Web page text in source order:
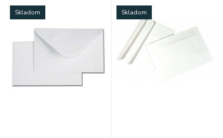
Skladom Skladom